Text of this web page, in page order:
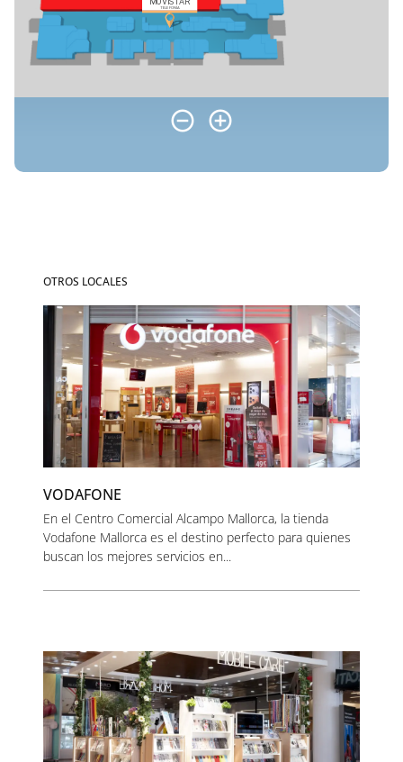
OTROS LOCALES
VODAFONE
En el Centro Comercial Alcampo Mallorca, la tienda
Vodafone Mallorca es el destino perfecto para quienes
buscan los mejores servicios en...